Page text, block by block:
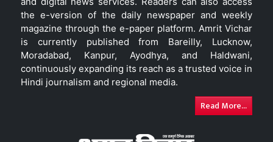
the e-version of the daily newspaper and weekly
magazine through the e-paper platform. Amrit Vichar
is currently published from Bareilly, Lucknow,
Moradabad, Kanpur, Ayodhya, and Haldwani,
continuously expanding its reach as a trusted voice in
Hindi journalism and regional media.
Read More...